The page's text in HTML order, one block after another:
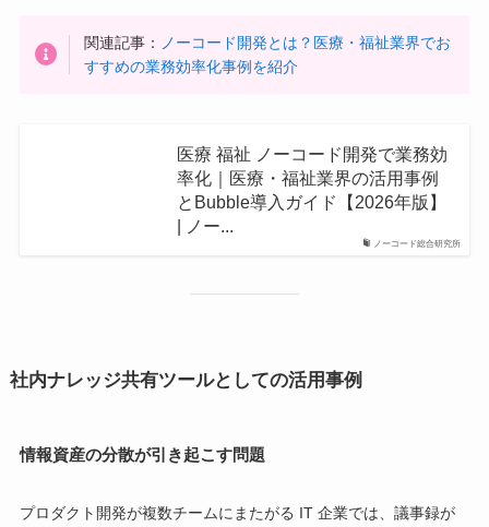
関連記事：
ノーコード開発とは？医療・福祉業界でお
すすめの業務効率化事例を紹介
ノーコード総合研究所
医療 福祉 ノーコード開発で業務効
率化｜医療・福祉業界の活用事例
とBubble導入ガイド【2026年版】
| ノー...
社内ナレッジ共有ツールとしての活用事例
情報資産の分散が引き起こす問題
プロダクト開発が複数チームにまたがる IT 企業では、議事録が